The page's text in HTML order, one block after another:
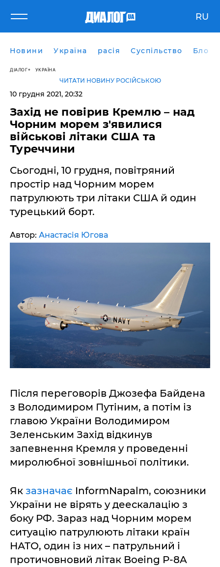
RU
Новини Україна расія Суспільство Блоги
ДІАЛОГ УКРАЇНА
ЧИТАТИ НОВИНУ РОСІЙСЬКОЮ
10 грудня 2021, 20:32
Захід не повірив Кремлю – над
Чорним морем з'явилися
військові літаки США та
Туреччини
Сьогодні, 10 грудня, повітряний
простір над Чорним морем
патрулюють три літаки США й один
турецький борт.
Автор: Анастасія Югова
Після переговорів Джозефа Байдена
з Володимиром Путіним, а потім із
главою України Володимиром
Зеленським Захід відкинув
запевнення Кремля у проведенні
миролюбної зовнішньої політики.
Як зазначає InformNapalm, союзники
України не вірять у деескалацію з
боку РФ. Зараз над Чорним морем
ситуацію патрулюють літаки країн
НАТО, один із них – патрульний і
протичовновий літак Boeing P-8A